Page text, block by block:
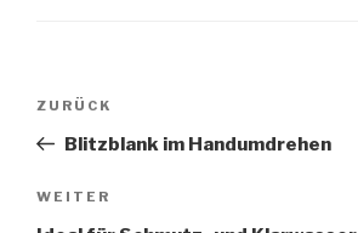
Beitragsnavigation
Vorheriger
Beitrag
ZURÜCK
Blitzblank im Handumdrehen
Nächster
Beitrag
WEITER